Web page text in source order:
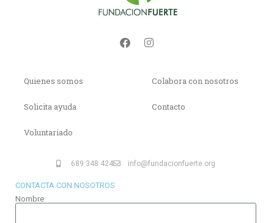
Quienes somos
Solicita ayuda
Voluntariado
Colabora con nosotros
Contacto
689 348 424 info@fundacionfuerte.org
CONTACTA CON NOSOTROS
Nombre